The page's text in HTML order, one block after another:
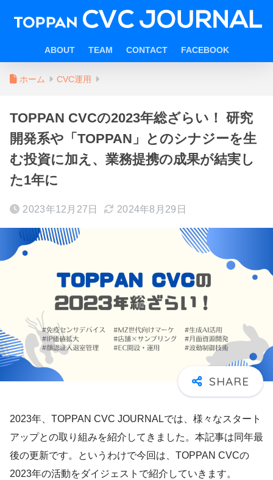
ABOUT TEAM CONTACT FACEBOOK
ホーム CVC運用
TOPPAN CVCの2023年総ざらい！ 研究
開発系や「TOPPAN」とのシナジーを生
む投資に加え、業務提携の成果が結実し
た1年に
2023年12月27日 2024年8月29日
2023年、TOPPAN CVC JOURNALでは、様々なスタート
アップとの取り組みを紹介してきました。本記事は同年最
後の更新です。というわけで今回は、TOPPAN CVCの
2023年の活動をダイジェストで紹介していきます。